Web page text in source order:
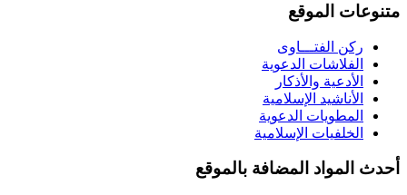
متنوعات الموقع
ركن الفتـــاوى
الفلاشات الدعوية
الأدعية والأذكار
الأناشيد الإسلامية
المطويات الدعوية
الخلفيات الإسلامية
أحدث المواد المضافة بالموقع